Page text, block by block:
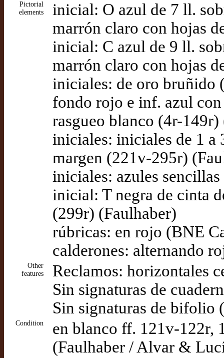
Pictorial
elements
inicial: O azul de 7 ll.
marrón claro con hojas
inicial: C azul de 9 ll.
marrón claro con hojas
iniciales: de oro bruñido
fondo rojo e inf. azul
rasgueo blanco (4r-
iniciales: iniciales de 1 a
margen (221v-295r)
iniciales: azules
inicial: T negra de cinta
(299r) (Faulhaber)
rúbricas: en rojo (BNE
calderones: alternando
Other
features
Reclamos: horizontales
Sin signaturas de
Sin signaturas de bifolio
Condition
en blanco ff. 121v-122r,
(Faulhaber / Alvar &